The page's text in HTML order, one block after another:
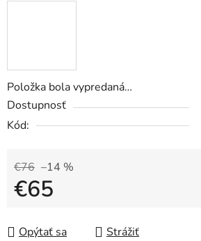
Položka bola vypredaná…
Dostupnosť
Kód:
€76 –14 %
€65
Opýtať sa
Strážiť